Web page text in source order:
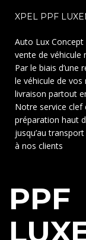
XPEL PPF
Auto Lux Concept
vente de véhicule
Par le biais
le véhicule de vos
livraison partout
Notre service clef
préparation haut
jusqu’au
à nos clients
PPF